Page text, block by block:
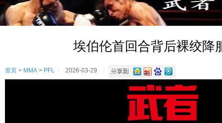
埃伯伦首回合背后裸绞降
首页 > MMA > PFL 2026-03-29